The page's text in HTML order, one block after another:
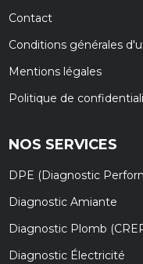
Contact
Conditions générales
Mentions légales
Politique de
NOS SERVICES
DPE (Diagnostic
Diagnostic Amiante
Diagnostic Plomb
Diagnostic Électricité